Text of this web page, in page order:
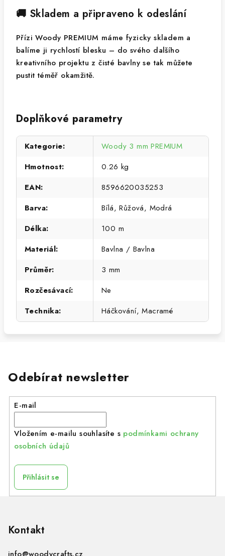
🚚 Skladem a připraveno k odeslání
Přízi Woody PREMIUM máme fyzicky skladem a
balíme ji rychlostí blesku – do svého dalšího
kreativního projektu z čisté bavlny se tak můžete
pustit téměř okamžitě.
Doplňkové parametry
Kategorie:
Woody 3 mm PREMIUM
Hmotnost:
0.26 kg
EAN:
8596620035253
Barva:
Bílá, Růžová, Modrá
Délka:
100 m
Materiál:
Bavlna / Bavlna
Průměr:
3 mm
Rozčesávací:
Ne
Technika: Háčkování, Macramé
Odebírat newsletter
E-mail
Vložením e-mailu souhlasíte s podmínkami ochrany
osobních údajů
Přihlásit se
Kontakt
info@woodycrafts.cz